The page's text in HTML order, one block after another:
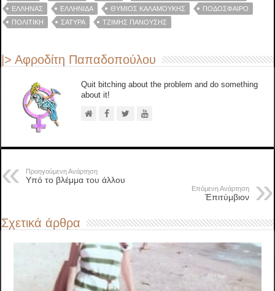
ΈΛΛΗΝΑΣ
ΕΛΛΗΝΙΔA ΘΥΜΙΟΣ ΚΑΛΑΜΟΥΚΗΣ
ΠΟΔΌΣΦΑΙΡΟ
ΠΟΛΙΤΙΚΉ
ΣΑΤΥΡΑ ‪ΤΖΊΜΗΣ ΠΑΝΟΎΣΗΣ‬
|> Αφροδίτη Παπαδοπούλου
Quit bitching about the problem and do something
about it!
Προηγούμενη Ανάρτηση
Υπό το βλέμμα του άλλου
Επόμενη Ανάρτηση
Ἐπιτύμβιον
Σχετικά άρθρα